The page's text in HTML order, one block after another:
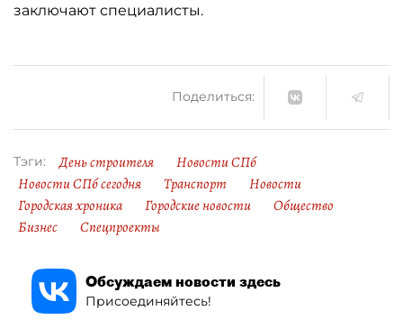
заключают специалисты.
Поделиться:
Тэги: День строителя
Новости СПб
Новости СПб сегодня
Транспорт
Новости
Городская хроника
Городские новости
Общество
Бизнес
Спецпроекты
Обсуждаем новости здесь
Присоединяйтесь!